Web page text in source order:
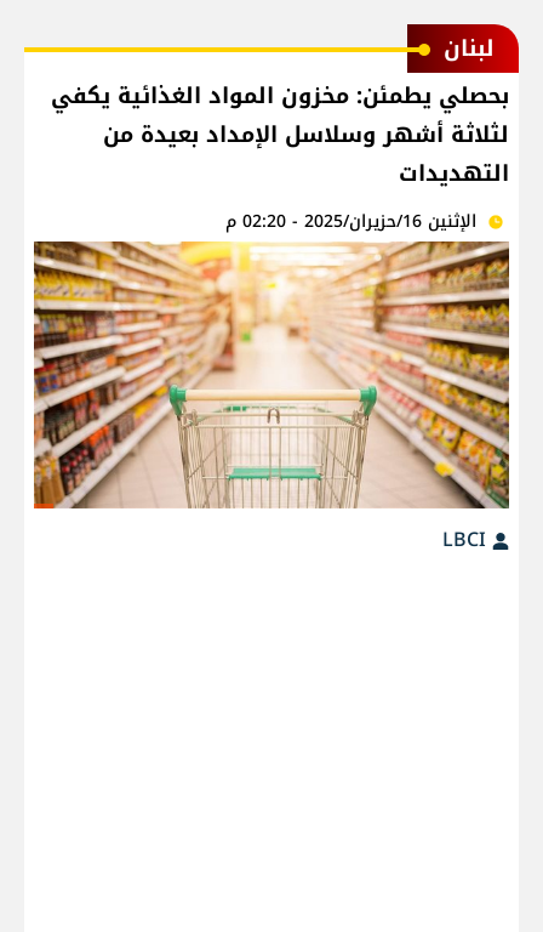
لبنان
بحصلي يطمئن: مخزون المواد الغذائية يكفي
لثلاثة أشهر وسلاسل الإمداد بعيدة من
التهديدات
الإثنين 16/حزيران/2025 - 02:20 م